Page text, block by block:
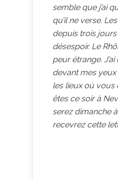
semble que j’ai
qu’il ne verse.
depuis trois
désespoir. Le
peur étrange.
devant mes yeux
les lieux où vous
êtes ce soir à
serez dimanche
recevrez cette